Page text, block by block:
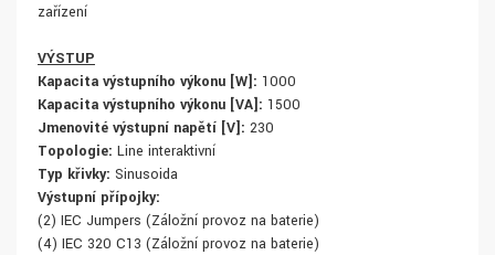
zařízení
VÝSTUP
Kapacita výstupního výkonu [W]: 1000
Kapacita výstupního výkonu [VA]: 1500
Jmenovité výstupní napětí [V]: 230
Topologie: Line interaktivní
Typ křivky: Sinusoida
Výstupní přípojky:
(2) IEC Jumpers (Záložní provoz na baterie)
(4) IEC 320 C13 (Záložní provoz na baterie)